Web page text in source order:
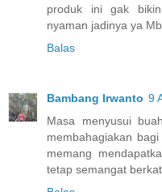
produk ini gak
nyaman jadinya ya
Balas
Bambang Irwanto 9
Masa menyusui
membahagiakan
memang
tetap semangat